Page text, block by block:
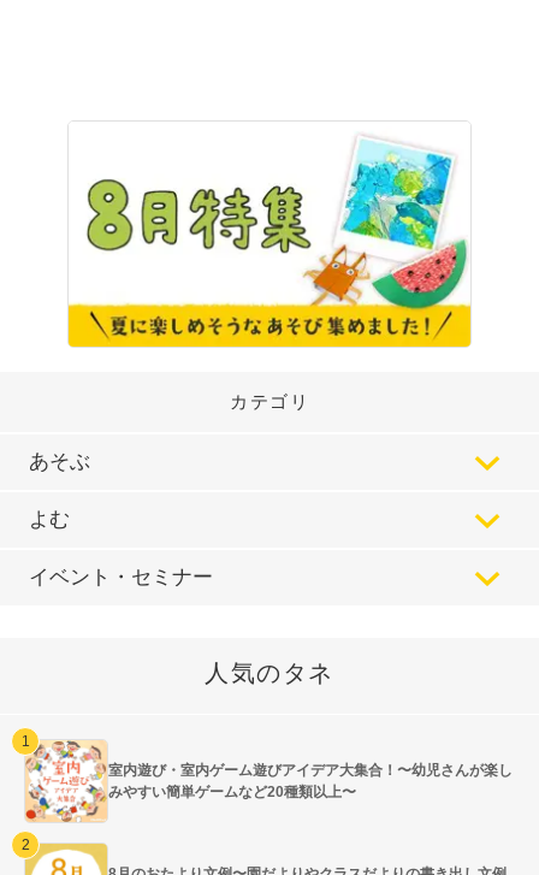
カテゴリ
あそぶ
よむ
イベント・セミナー
人気のタネ
室内遊び・室内ゲーム遊びアイデア大集合！〜幼児さんが楽し
みやすい簡単ゲームなど20種類以上〜